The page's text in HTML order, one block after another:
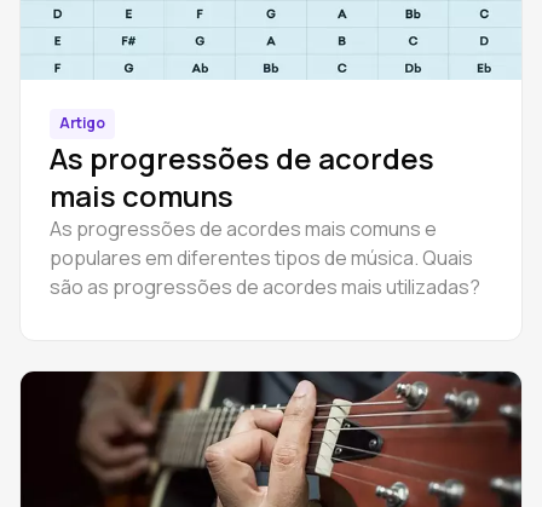
Artigo
As progressões de acordes
mais comuns
As progressões de acordes mais comuns e
populares em diferentes tipos de música. Quais
são as progressões de acordes mais utilizadas?